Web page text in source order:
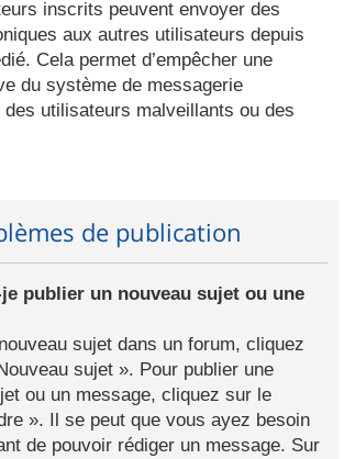
inscrits peuvent envoyer des
aux autres utilisateurs depuis
Cela permet d’empêcher une
du système de messagerie
utilisateurs malveillants ou des
de publication
publier un nouveau sujet ou une
sujet dans un forum, cliquez
sujet ». Pour publier une
ou un message, cliquez sur le
». Il se peut que vous ayez besoin
de pouvoir rédiger un message. Sur